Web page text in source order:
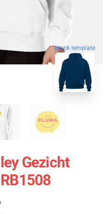
blank template
Gezicht